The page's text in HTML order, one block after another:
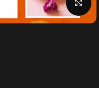
بزرگنمایی تصویر